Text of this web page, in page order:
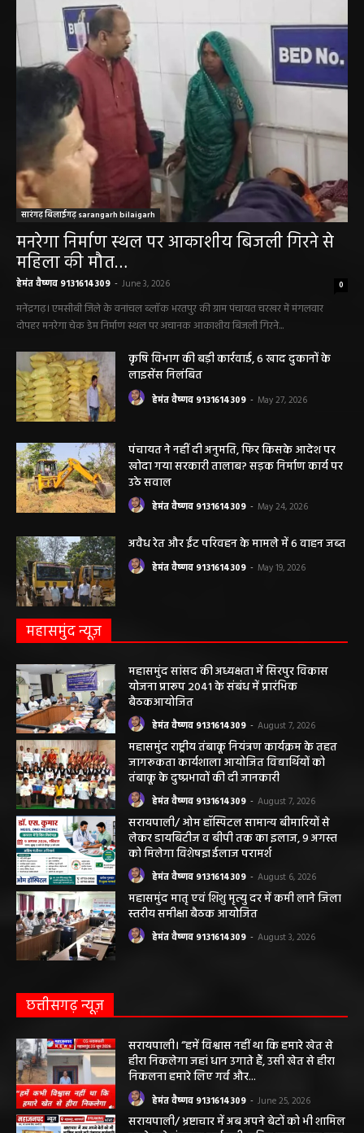
सारंगढ़ बिलाईगढ़ sarangarh bilaigarh
मनरेगा निर्माण स्थल पर आकाशीय बिजली गिरने से
महिला की मौत…
हेमंत वैष्णव 9131614309 - June 3, 2026 0
मनेंद्रगढ़। एमसीबी जिले के वनांचल ब्लॉक भरतपुर की ग्राम पंचायत चरखर में मंगलवार
दोपहर मनरेगा चेक डेम निर्माण स्थल पर अचानक आकाशीय बिजली गिरने...
कृषि विभाग की बड़ी कार्रवाई, 6 खाद दुकानों के
लाइसेंस निलंबित
हेमंत वैष्णव 9131614309 - May 27, 2026
पंचायत ने नहीं दी अनुमति, फिर किसके आदेश पर
खोदा गया सरकारी तालाब? सड़क निर्माण कार्य पर
उठे सवाल
हेमंत वैष्णव 9131614309 - May 24, 2026
अवैध रेत और ईंट परिवहन के मामले में 6 वाहन जब्त
हेमंत वैष्णव 9131614309 - May 19, 2026
महासमुंद न्यूज़
महासमुंद सांसद की अध्यक्षता में सिरपुर विकास
योजना प्रारूप 2041 के संबंध में प्रारंभिक
बैठकआयोजित
हेमंत वैष्णव 9131614309 - August 7, 2026
महासमुंद राष्ट्रीय तंबाकू नियंत्रण कार्यक्रम के तहत
जागरूकता कार्यशाला आयोजित विद्यार्थियों को
तंबाकू के दुष्प्रभावों की दी जानकारी
हेमंत वैष्णव 9131614309 - August 7, 2026
सरायपाली/ ओम हॉस्पिटल सामान्य बीमारियों से
लेकर डायबिटीज व बीपी तक का इलाज, 9 अगस्त
को मिलेगा विशेषज्ञ ईलाज परामर्श
हेमंत वैष्णव 9131614309 - August 6, 2026
महासमुंद मातृ एवं शिशु मृत्यु दर में कमी लाने जिला
स्तरीय समीक्षा बैठक आयोजित
हेमंत वैष्णव 9131614309 - August 3, 2026
छत्तीसगढ़ न्यूज़
सरायपाली। “हमें विश्वास नहीं था कि हमारे खेत से
हीरा निकलेगा जहां धान उगाते हैं, उसी खेत से हीरा
निकलना हमारे लिए गर्व और...
हेमंत वैष्णव 9131614309 - June 25, 2026
सरायपाली/ भ्रष्टाचार में अब अपने बेटों को भी शामिल